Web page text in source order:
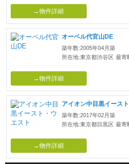
→物件詳細
オーベル代官山DE
築年数:2005年04月築
所在地:東京都渋谷区 最寄
→物件詳細
築年数:2017年02月築
所在地:東京都目黒区 最寄
→物件詳細